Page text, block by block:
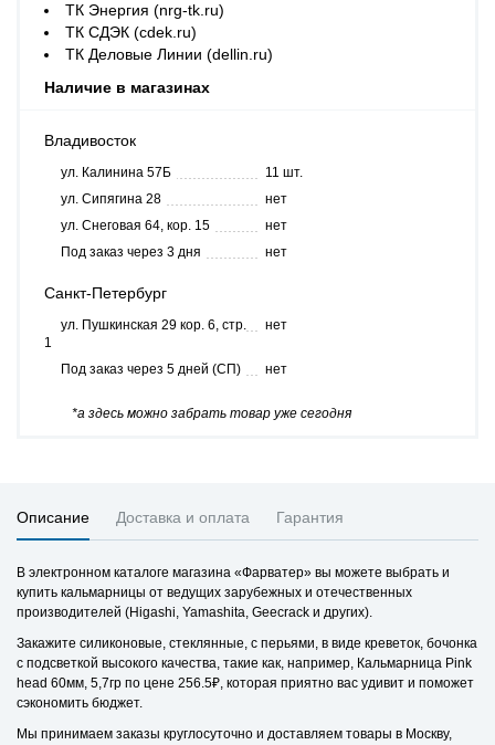
ТК Энергия (nrg-tk.ru)
ТК СДЭК (cdek.ru)
ТК Деловые Линии (dellin.ru)
Наличие в магазинах
Владивосток
ул. Калинина 57Б
11 шт.
ул. Сипягина 28
нет
ул. Снеговая 64, кор. 15
нет
Под заказ через 3 дня
нет
Санкт-Петербург
ул. Пушкинская 29 кор. 6, стр.
1
нет
Под заказ через 5 дней (СП) нет
*а здесь можно забрать товар уже сегодня
Описание Доставка и оплата Гарантия
В электронном каталоге магазина «Фарватер» вы можете выбрать и
купить кальмарницы от ведущих зарубежных и отечественных
производителей (Higashi, Yamashita, Geecrack и других).
Закажите силиконовые, стеклянные, с перьями, в виде креветок, бочонка
с подсветкой высокого качества, такие как, например, Кальмарница Pink
head 60мм, 5,7гр по цене 256.5₽, которая приятно вас удивит и поможет
сэкономить бюджет.
Мы принимаем заказы круглосуточно и доставляем товары в Москву,